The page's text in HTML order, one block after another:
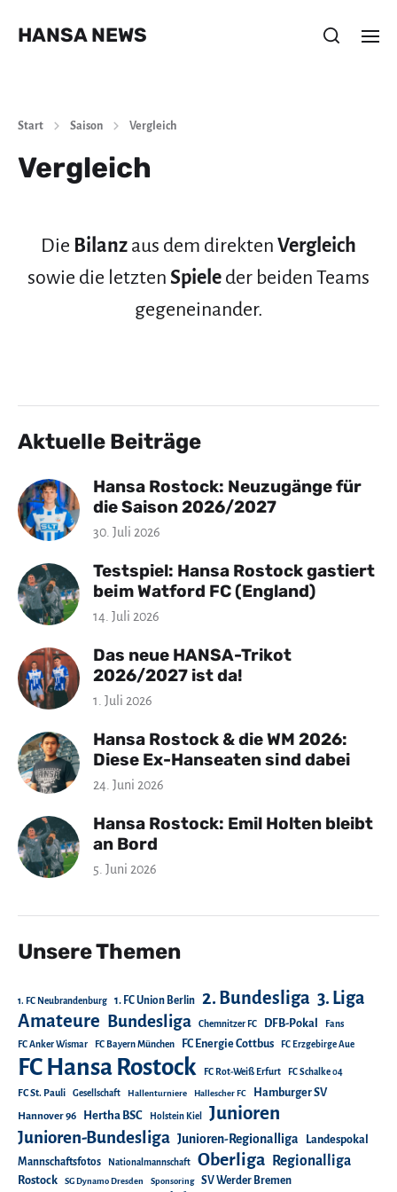
HANSA NEWS
Start Saison Vergleich
Vergleich
Die Bilanz aus dem direkten Vergleich
sowie die letzten Spiele der beiden Teams
gegeneinander.
Aktuelle Beiträge
Hansa Rostock: Neuzugänge für
die Saison 2026/2027
30. Juli 2026
Testspiel: Hansa Rostock gastiert
beim Watford FC (England)
14. Juli 2026
Das neue HANSA-Trikot
2026/2027 ist da!
1. Juli 2026
Hansa Rostock & die WM 2026:
Diese Ex-Hanseaten sind dabei
24. Juni 2026
Hansa Rostock: Emil Holten bleibt
an Bord
5. Juni 2026
Unsere Themen
1. FC Neubrandenburg 1. FC Union Berlin 2. Bundesliga 3. Liga
Amateure Bundesliga Chemnitzer FC DFB-Pokal Fans
FC Anker Wismar FC Bayern München FC Energie Cottbus FC Erzgebirge Aue
FC Hansa Rostock FC Rot-Weiß Erfurt FC Schalke 04
FC St. Pauli Gesellschaft Hallenturniere Hallescher FC Hamburger SV
Hannover 96 Hertha BSC Holstein Kiel Junioren
Junioren-Bundesliga Junioren-Regionalliga
Landespokal
Mannschaftsfotos
Nationalmannschaft Oberliga Regionalliga
Rostock SG Dynamo Dresden Sponsoring SV Werder Bremen